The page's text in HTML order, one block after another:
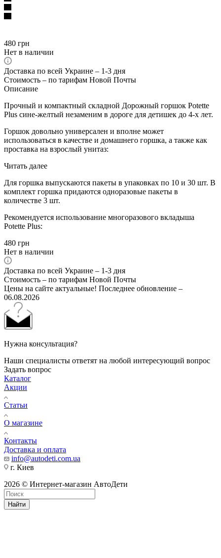
480 грн
Нет в наличии
Доставка по всей Украине – 1-3 дня
Стоимость – по тарифам Новой Почты
Описание
Прочный и компактный складной Дорожный горшок Potette
Plus сине-желтый незаменим в дороге для детишек до 4-х лет.
Горшок довольно универсален и вполне может
использоваться в качестве и домашнего горшка, а также как
проставка на взрослый унитаз:
Читать далее
Для горшка выпускаются пакеты в упаковках по 10 и 30 шт. В
комплект горшка придаются одноразовые пакеты в
количестве 3 шт.
Рекомендуется использование многоразового вкладыша
Potette Plus:
480 грн
Нет в наличии
Доставка по всей Украине – 1-3 дня
Стоимость – по тарифам Новой Почты
Цены на сайте актуальные! Последнее обновление –
06.08.2026
Нужна консультация?
Наши специалисты ответят на любой интересующий вопрос
Задать вопрос
Каталог
Акции
Статьи
О магазине
Контакты
Доставка и оплата
info@autodeti.com.ua
г. Киев
2026 © Интернет-магазин АвтоДети
Найти